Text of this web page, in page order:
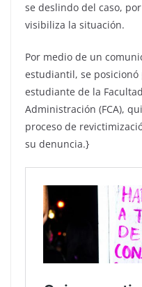
se deslindo del caso,
visibiliza la situación.
Por medio de un
estudiantil, se posicionó
estudiante de la
Administración (FCA),
proceso de
su denuncia.}